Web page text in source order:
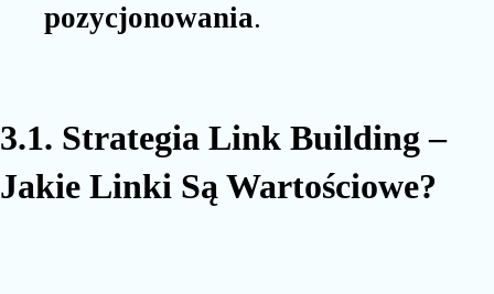
pozycjonowania.
3.1. Strategia Link Building –
Jakie Linki Są Wartościowe?